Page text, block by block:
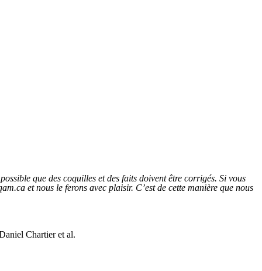
que des coquilles et des faits doivent être corrigés. Si vous
et nous le ferons avec plaisir. C’est de cette manière que nous
Chartier et al.